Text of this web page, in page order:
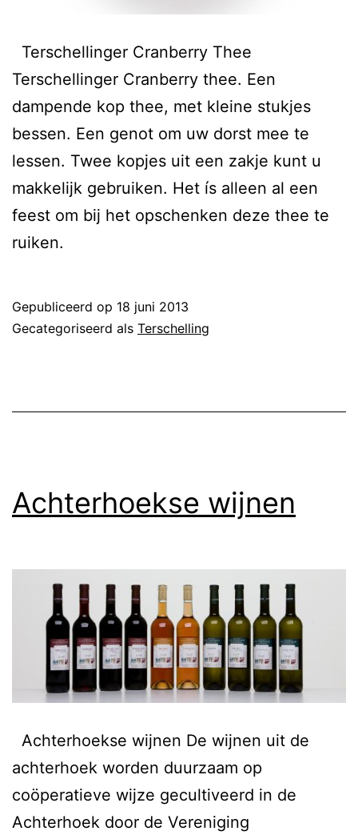
Terschellinger Cranberry Thee
Terschellinger Cranberry thee. Een
dampende kop thee, met kleine stukjes
bessen. Een genot om uw dorst mee te
lessen. Twee kopjes uit een zakje kunt u
makkelijk gebruiken. Het ís alleen al een
feest om bij het opschenken deze thee te
ruiken.
Gepubliceerd op 18 juni 2013
Gecategoriseerd als Terschelling
Achterhoekse wijnen
Achterhoekse wijnen De wijnen uit de
achterhoek worden duurzaam op
coöperatieve wijze gecultiveerd in de
Achterhoek door de Vereniging